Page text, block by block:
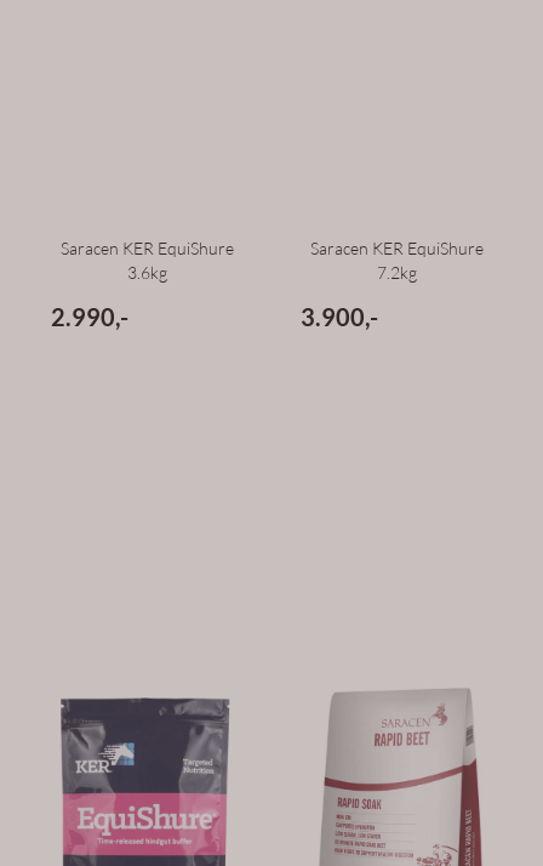
Saracen KER EquiShure
3.6kg
2.990,-
Saracen KER EquiShure
7.2kg
3.900,-